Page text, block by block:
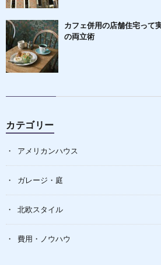
カフェ併用の店舗住宅って
の両立術
カテゴリー
アメリカンハウス
ガレージ・庭
北欧スタイル
費用・ノウハウ